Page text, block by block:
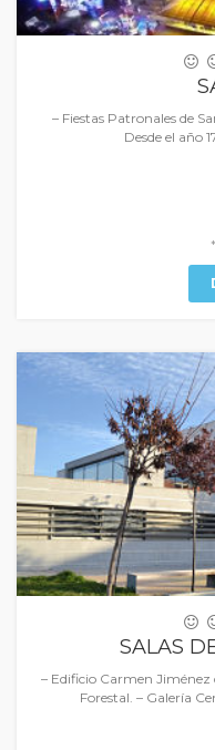
– Fiestas Patronales de
Desde el año
SALAS
– Edificio Carmen Jiménez
Forestal. – Galería